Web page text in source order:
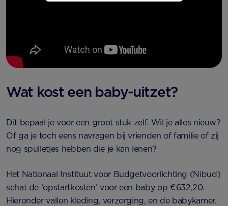
Wat kost een baby-uitzet?
Dit bepaal je voor een groot stuk zelf. Wil je alles nieuw?
Of ga je toch eens navragen bij vrienden of familie of zij
nog spulletjes hebben die je kan lenen?
Het Nationaal Instituut voor Budgetvoorlichting (Nibud)
schat de ‘opstartkosten’ voor een baby op €632,20.
Hieronder vallen kleding, verzorging, en de babykamer.